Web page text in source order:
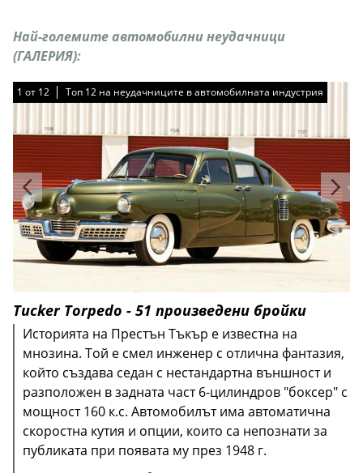
Най-големите автомобилни неудачници
(ГАЛЕРИЯ):
1 от 12 Топ 12 на неудачниците в автомобилната индустрия
Tucker Torpedo - 51 произведени бройки
Историята на Престън Тъкър е известна на
мнозина. Той е смел инженер с отлична фантазия,
който създава седан с нестандартна външност и
разположен в задната част 6-цилиндров "боксер" с
мощност 160 к.с. Автомобилът има автоматична
скоростна кутия и опции, които са непознати за
публиката при появата му през 1948 г.
1 от 12 Топ 12 на неудачниците в автомобилната индустрия
1 от 12 Топ 12 на неудачниците в автомобилната индустрия
1 от 12 Топ 12 на неудачниците в автомобилната индустрия
Маркетолозите на Aston Martin предвиждат около
1 от 12 Топ 12 на неудачниците в автомобилната индустрия
1 от 12 Топ 12 на неудачниците в автомобилната индустрия
А 10 години по-късно се появи сензационното
1 от 12 Топ 12 на неудачниците в автомобилната индустрия
Превръщането му в сериен модел отнема още 3
години и през 2001 г. той е на разположение на
1 от 12 Топ 12 на неудачниците в автомобилната индустрия
1 от 12 Топ 12 на неудачниците в автомобилната индустрия
1 от 12 Топ 12 на неудачниците в автомобилната индустрия
1 от 12 Топ 12 на неудачниците в автомобилната индустрия
1 от 12 Топ 12 на неудачниците в автомобилната индустрия